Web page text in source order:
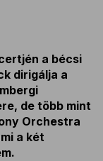
a bécsi
dirigálja a
de több mint
Orchestra
a két